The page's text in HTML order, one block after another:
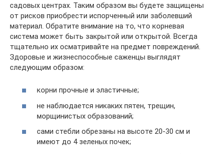
садовых центрах. Таким образом вы будете защищены
от рисков приобрести испорченный или заболевший
материал. Обратите внимание на то, что корневая
система может быть закрытой или открытой. Всегда
тщательно их осматривайте на предмет повреждений.
Здоровые и жизнеспособные саженцы выглядят
следующим образом:
корни прочные и эластичные;
не наблюдается никаких пятен, трещин,
морщинистых образований;
сами стебли обрезаны на высоте 20-30 см и
имеют до 4 зеленых почек;